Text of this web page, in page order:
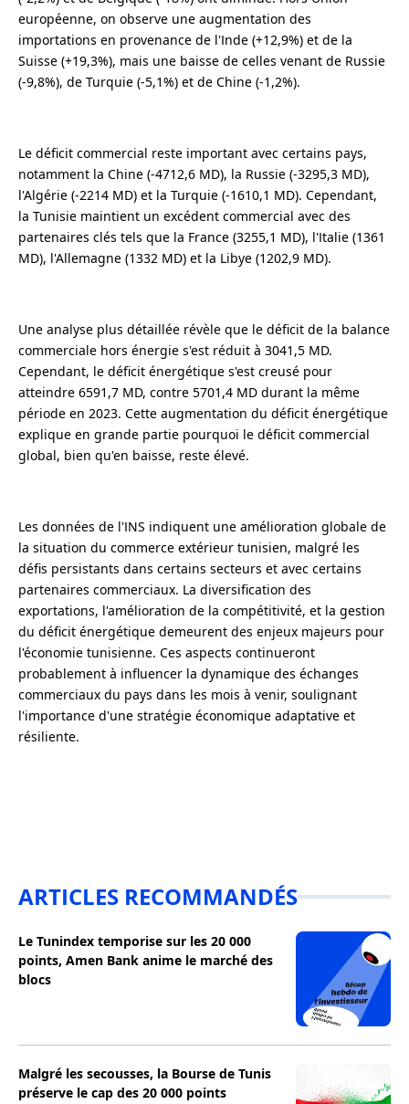
européenne, on observe une augmentation des
importations en provenance de l'Inde (+12,9%) et de la
Suisse (+19,3%), mais une baisse de celles venant de Russie
(-9,8%), de Turquie (-5,1%) et de Chine (-1,2%).
Le déficit commercial reste important avec certains pays,
notamment la Chine (-4712,6 MD), la Russie (-3295,3 MD),
l'Algérie (-2214 MD) et la Turquie (-1610,1 MD). Cependant,
la Tunisie maintient un excédent commercial avec des
partenaires clés tels que la France (3255,1 MD), l'Italie (1361
MD), l'Allemagne (1332 MD) et la Libye (1202,9 MD).
Une analyse plus détaillée révèle que le déficit de la balance
commerciale hors énergie s'est réduit à 3041,5 MD.
Cependant, le déficit énergétique s'est creusé pour
atteindre 6591,7 MD, contre 5701,4 MD durant la même
période en 2023. Cette augmentation du déficit énergétique
explique en grande partie pourquoi le déficit commercial
global, bien qu'en baisse, reste élevé.
Les données de l'INS indiquent une amélioration globale de
la situation du commerce extérieur tunisien, malgré les
défis persistants dans certains secteurs et avec certains
partenaires commerciaux. La diversification des
exportations, l'amélioration de la compétitivité, et la gestion
du déficit énergétique demeurent des enjeux majeurs pour
l'économie tunisienne. Ces aspects continueront
probablement à influencer la dynamique des échanges
commerciaux du pays dans les mois à venir, soulignant
l'importance d'une stratégie économique adaptative et
résiliente.
ARTICLES RECOMMANDÉS
Le Tunindex temporise sur les 20 000
points, Amen Bank anime le marché des
blocs
Malgré les secousses, la Bourse de Tunis
préserve le cap des 20 000 points